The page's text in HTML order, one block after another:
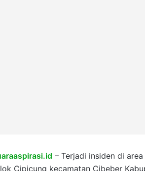
– Terjadi insiden di
Cipicung kecamatan Cibeber